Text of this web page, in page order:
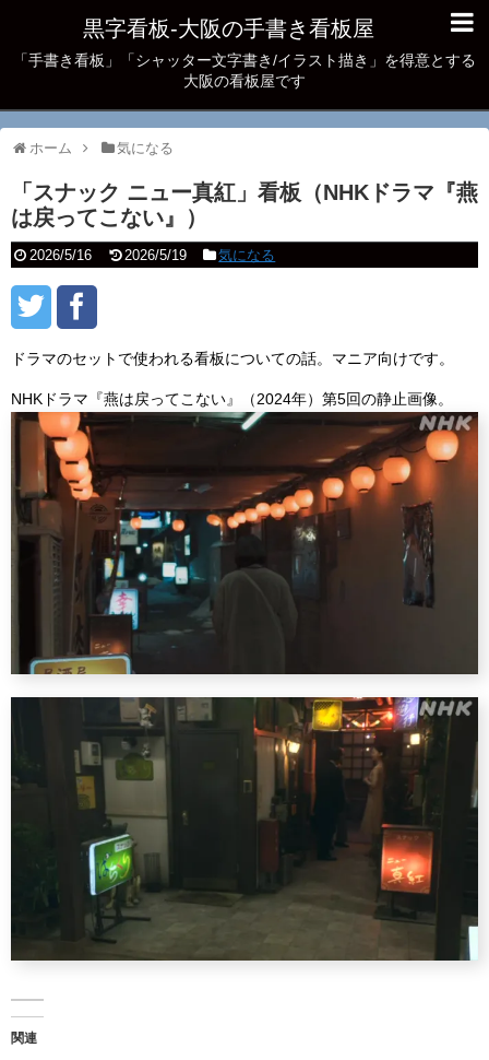
黒字看板‐大阪の手書き看板屋
「手書き看板」「シャッター文字書き/イラスト描き」を得意とする
大阪の看板屋です
ホーム 気になる
「スナック ニュー真紅」看板（NHKドラマ『燕
は戻ってこない』）
2026/5/16 2026/5/19 気になる
ドラマのセットで使われる看板についての話。マニア向けです。
NHKドラマ『燕は戻ってこない』（2024年）第5回の静止画像。
関連